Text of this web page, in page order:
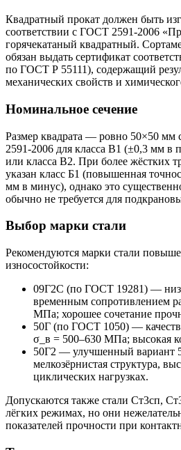
Квадратный прокат должен быть
соответствии с ГОСТ 2591-2006
горячекатаный квадратный.
обязан выдать сертификат
по ГОСТ Р 55111), содержащий
механических свойств и
Номинальное сечение
Размер квадрата — ровно 50×50
2591-2006 для класса В1 (±0,3 мм
или класса В2. При более жёстких
указан класс Б1 (повышенная
мм в минус), однако это
обычно не требуется для
Выбор марки стали
Рекомендуются марки стали
износостойкости:
09Г2С (по ГОСТ 19281) —
временным сопротивлением
МПа; хорошее сочетание
50Г (по ГОСТ 1050) —
σ_в = 500–630 МПа; высокая
50Г2 — улучшенный вариант
мелкозёрнистая структура,
циклических нагрузках.
Допускаются также стали Ст3сп,
лёгких режимах, но они
показателей прочности при